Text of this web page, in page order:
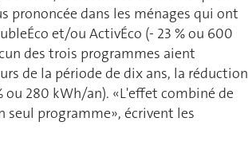
prononcée dans les ménages qui ont
et/ou ActivÉco (- 23 % ou 600
des trois programmes aient
de la période de dix ans, la réduction
ou 280 kWh/an). «L'effet combiné de
programme», écrivent les